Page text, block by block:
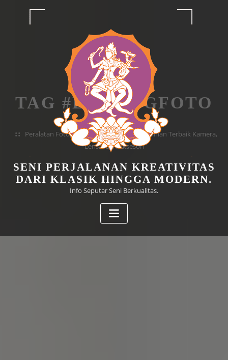
SENI PERJALANAN KREATIVITAS
DARI KLASIK HINGGA MODERN.
Info Seputar Seni Berkualitas.
TAG #EDITINGFOTO
Home
Peralatan Fotografi 2026 untuk Pemula: Pilihan Terbaik Kamera,
Lensa, dan Aksesori